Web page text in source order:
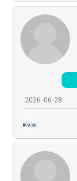
2026-06-28